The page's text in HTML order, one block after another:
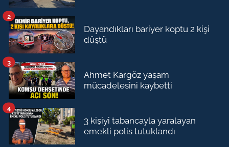
Dayandıkları bariyer koptu 2 kişi
düştü
2
Ahmet Kargöz yaşam
mücadelesini kaybetti
3
3 kişiyi tabancayla yaralayan
emekli polis tutuklandı
4